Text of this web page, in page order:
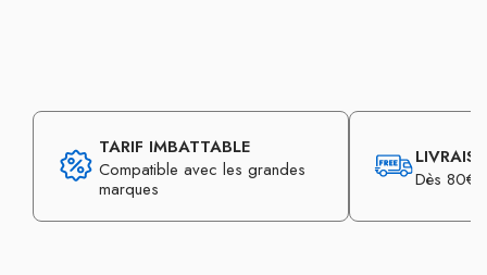
TARIF IMBATTABLE
Compatible avec les grandes
marques
Dès 80€